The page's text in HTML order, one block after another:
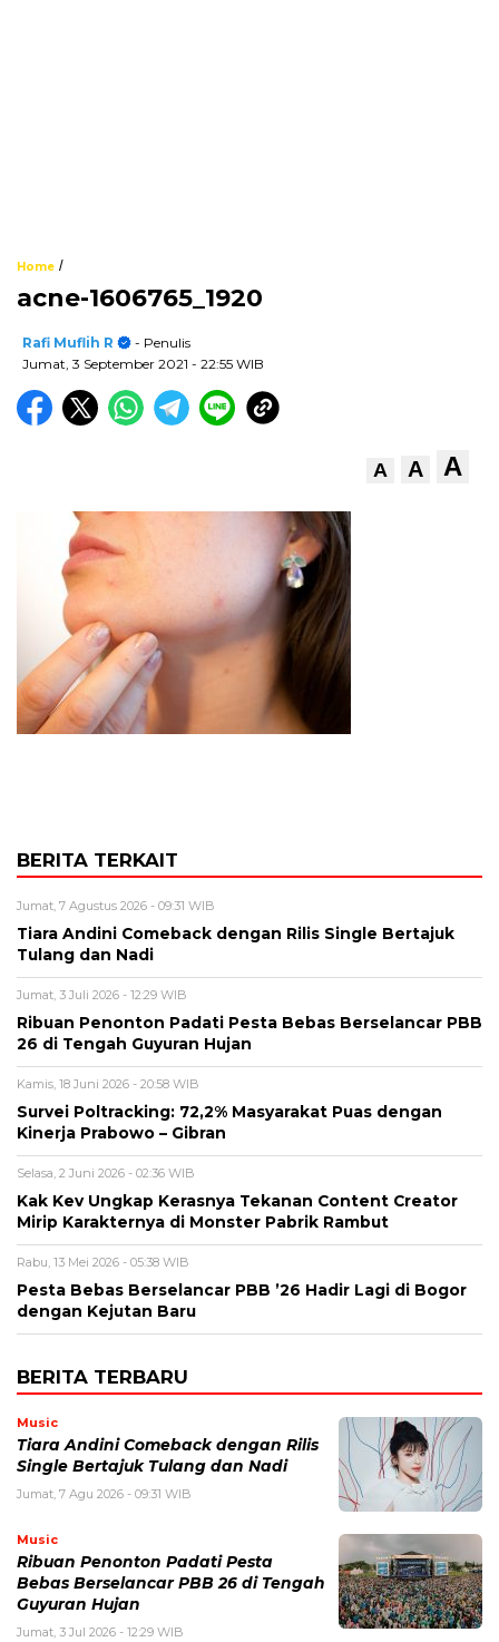
Home /
acne-1606765_1920
Rafi Muflih R
- Penulis
Jumat, 3 September 2021 - 22:55 WIB
A A A
BERITA TERKAIT
Jumat, 7 Agustus 2026 - 09:31 WIB
Tiara Andini Comeback dengan Rilis Single Bertajuk
Tulang dan Nadi
Jumat, 3 Juli 2026 - 12:29 WIB
Ribuan Penonton Padati Pesta Bebas Berselancar PBB
26 di Tengah Guyuran Hujan
Kamis, 18 Juni 2026 - 20:58 WIB
Survei Poltracking: 72,2% Masyarakat Puas dengan
Kinerja Prabowo – Gibran
Selasa, 2 Juni 2026 - 02:36 WIB
Kak Kev Ungkap Kerasnya Tekanan Content Creator
Mirip Karakternya di Monster Pabrik Rambut
Rabu, 13 Mei 2026 - 05:38 WIB
Pesta Bebas Berselancar PBB ’26 Hadir Lagi di Bogor
dengan Kejutan Baru
BERITA TERBARU
Music
Tiara Andini Comeback dengan Rilis
Single Bertajuk Tulang dan Nadi
Jumat, 7 Agu 2026 - 09:31 WIB
Music
Ribuan Penonton Padati Pesta
Bebas Berselancar PBB 26 di Tengah
Guyuran Hujan
Jumat, 3 Jul 2026 - 12:29 WIB